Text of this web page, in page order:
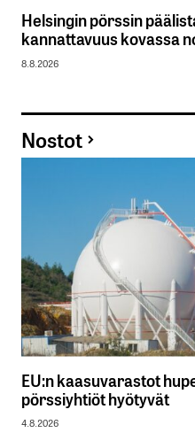
Helsingin pörssin
kannattavuus kovassa
8.8.2026
Nostot
EU:n kaasuvarastot
pörssiyhtiöt hyötyvät
4.8.2026